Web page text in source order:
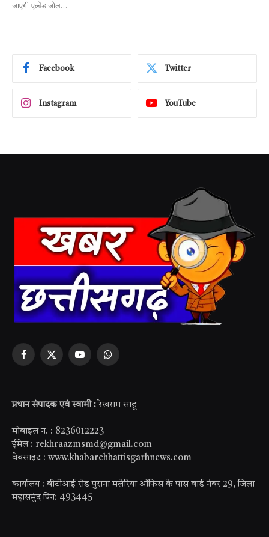
जाएगी एल्बेंडाजोल…
Facebook Twitter
Instagram YouTube
Facebook
X
YouTubeWhatsApp
प्रधान संपादक एवं स्वामी : रेखराम साहू
मोबाइल न. : 8236012223
ईमेल : rekhraazmsmd@gmail.com
वेबसाइट : www.khabarchhattisgarhnews.com
कार्यालय : बीटीआई रोड पुराना मलेरिया ऑफिस के पास वार्ड नंबर 29, जिला
महासमुंद पिन: 493445